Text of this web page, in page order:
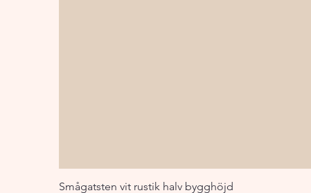
Smågatsten vit rustik halv bygghöjd